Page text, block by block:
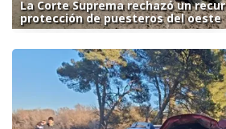
La Corte Suprema rechazó un
protección de puesteros del oeste